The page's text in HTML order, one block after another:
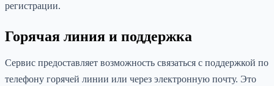
регистрации.
Горячая линия и поддержка
Сервис предоставляет возможность связаться с поддержкой по
телефону горячей линии или через электронную почту. Это